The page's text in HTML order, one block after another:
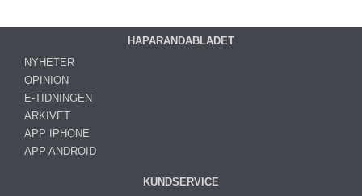
HAPARANDABLADET
NYHETER
OPINION
E-TIDNINGEN
ARKIVET
APP IPHONE
APP ANDROID
KUNDSERVICE